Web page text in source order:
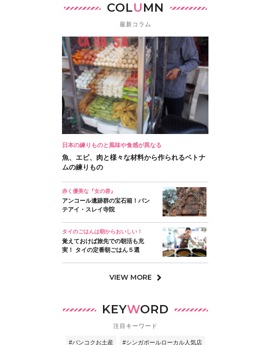
COLUMN
最新コラム
日本の練りものと風味や食感が異なる
魚、エビ、肉と様々な材料から作られるベトナ
ムの練りもの
赤く優美な『女の砦』
アンコール遺跡群の宝石箱！バン
テアイ・スレイ寺院
タイのごはんは朝からおいしい！
覚えておけば旅先での朝活も充
実！ タイの定番朝ごはん５選
VIEW MORE
KEYWORD
注目キーワード
#バンコクお土産 #シンガポールローカル人気店